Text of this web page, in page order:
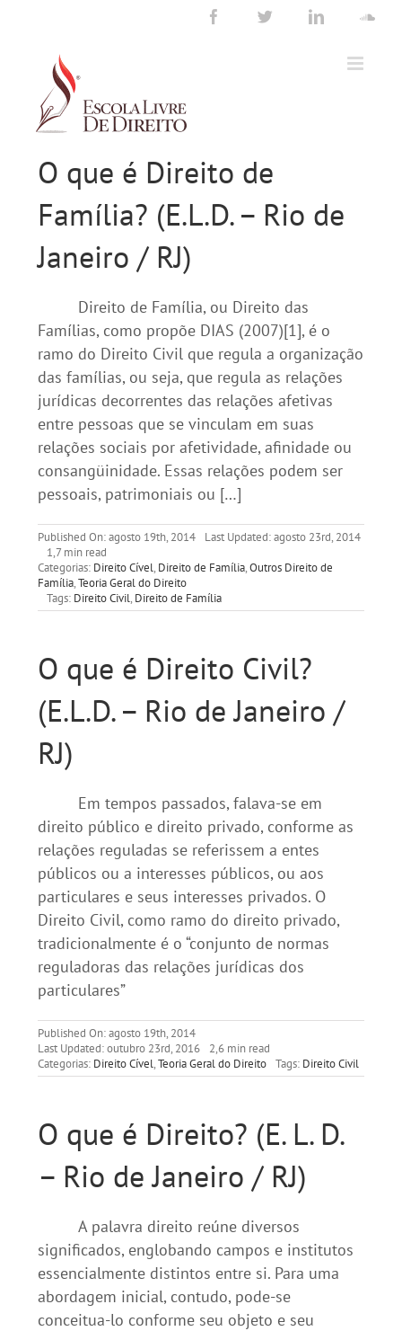
LinkedIn
Twitter
Facebook
O que é Direito de
Família? (E.L.D. – Rio de
Janeiro / RJ)
Direito de Família, ou Direito das
Famílias, como propõe DIAS (2007)[1], é o
ramo do Direito Civil que regula a organização
das famílias, ou seja, que regula as relações
jurídicas decorrentes das relações afetivas
entre pessoas que se vinculam em suas
relações sociais por afetividade, afinidade ou
consangüinidade. Essas relações podem ser
pessoais, patrimoniais ou […]
Published On: agosto 19th, 2014
Last Updated: agosto 23rd, 2014
1,7 min read
Categorias: Direito Cível, Direito de Família,Outros Direito de
Família,Teoria Geral do Direito
Tags: Direito Civil, Direito de Família
O que é Direito Civil?
(E.L.D. – Rio de Janeiro /
RJ)
Em tempos passados, falava-se em
direito público e direito privado, conforme as
relações reguladas se referissem a entes
públicos ou a interesses públicos, ou aos
particulares e seus interesses privados. O
Direito Civil, como ramo do direito privado,
tradicionalmente é o “conjunto de normas
reguladoras das relações jurídicas dos
particulares”
Published On: agosto 19th, 2014
Last Updated: outubro 23rd, 2016
2,6 min read
Categorias: Direito Cível,Teoria Geral do Direito Tags: Direito Civil
O que é Direito? (E. L. D.
– Rio de Janeiro / RJ)
A palavra direito reúne diversos
significados, englobando campos e institutos
essencialmente distintos entre si. Para uma
abordagem inicial, contudo, pode-se
conceitua-lo conforme seu objeto e seu